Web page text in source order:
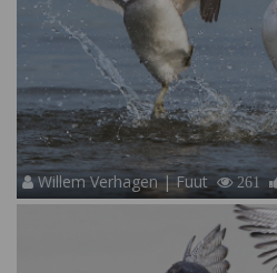
Willem Verhagen | Fuut 261